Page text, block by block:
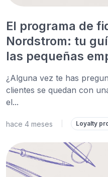
El programa de
Nordstrom: tu
las pequeñas
¿Alguna vez te has
clientes se quedan con
el...
hace 4 meses Loyalty